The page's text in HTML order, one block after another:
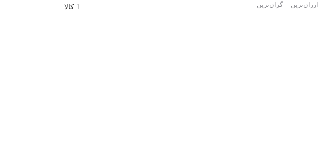
1 کالا ارزان‌ترین گران‌ترین